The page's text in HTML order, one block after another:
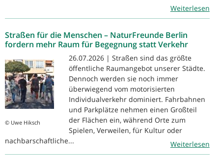
Weiterlesen
Straßen für die Menschen – NaturFreunde Berlin
fordern mehr Raum für Begegnung statt Verkehr
© Uwe Hiksch
26.07.2026 | Straßen sind das größte
öffentliche Raumangebot unserer Städte.
Dennoch werden sie noch immer
überwiegend vom motorisierten
Individualverkehr dominiert. Fahrbahnen
und Parkplätze nehmen einen Großteil
der Flächen ein, während Orte zum
Spielen, Verweilen, für Kultur oder
nachbarschaftliche...
Weiterlesen